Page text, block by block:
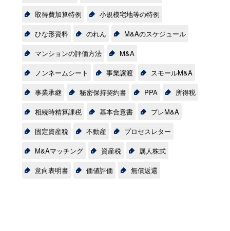
取得費加算特例
小規模宅地等の特例
ひな形資料
のれん
M&Aのスケジュール
マンションの評価方法
M&A
ノンネームシート
事業譲渡
スモールM&A
事業承継
秘密保持契約書 PPA
所得税
相続時精算課税
基本合意書
プレM&A
固定資産税
不動産
プロセスレター
M&Aマッチング
資産税
属人株式
意向表明書
価値評価 無償返還